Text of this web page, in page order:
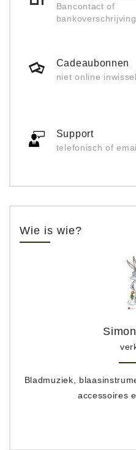
Bancontact of
bankoverschrijving
Cadeaubonnen
niet online
Support
telefonisch of
Wie is wie?
Bladmuziek,
accessoires